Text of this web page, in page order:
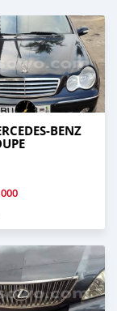
BENZ